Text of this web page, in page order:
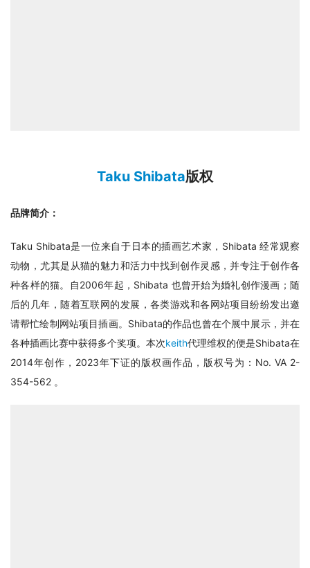
Taku Shibata版权
品牌简介：
Taku Shibata是一位来自于日本的插画艺术家，Shibata 经常观察
动物，尤其是从猫的魅力和活力中找到创作灵感，并专注于创作各
种各样的猫。自2006年起，Shibata 也曾开始为婚礼创作漫画；随
后的几年，随着互联网的发展，各类游戏和各网站项目纷纷发出邀
请帮忙绘制网站项目插画。Shibata的作品也曾在个展中展示，并在
各种插画比赛中获得多个奖项。本次keith代理维权的便是Shibata在
2014年创作，2023年下证的版权画作品，版权号为：No. VA 2-
354-562 。